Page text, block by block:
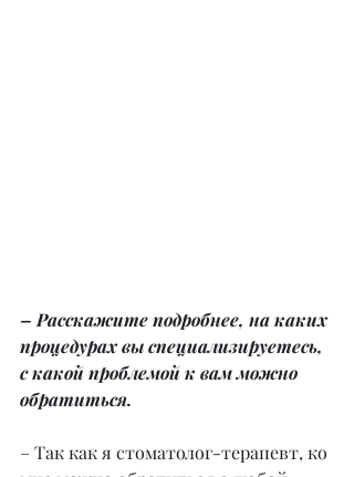
– Расскажите подробнее, на каких
процедурах вы специализируетесь,
с какой проблемой к вам можно
обратиться.
– Так как я стоматолог-терапевт, ко